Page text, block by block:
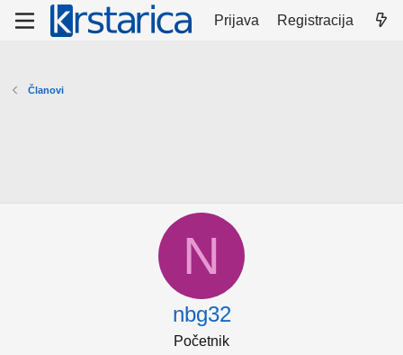
Prijava Registracija
Članovi
N
nbg32
Početnik